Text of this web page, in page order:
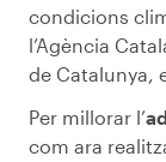
condicions
l’Agència
de Catalunya,
Per millorar l’
com ara